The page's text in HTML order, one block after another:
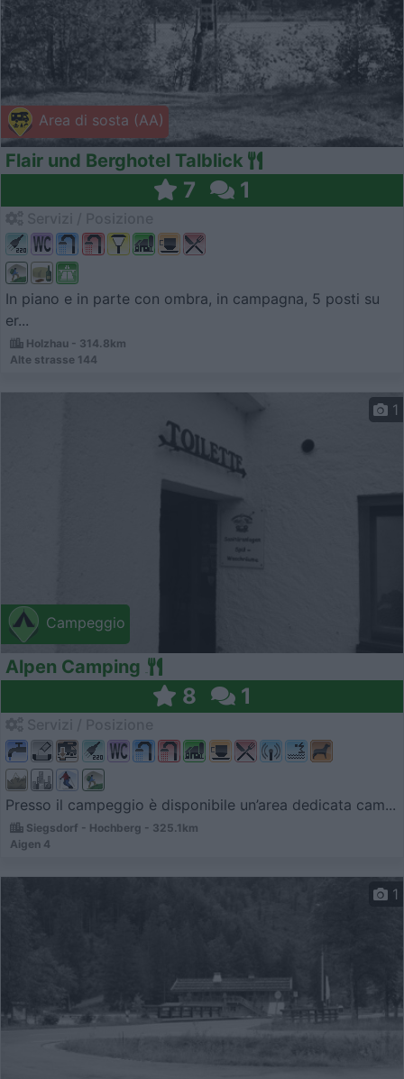
Area di sosta (AA)
Flair und Berghotel Talblick
7 1
In piano e in parte con ombra, in campagna, 5 posti su
er...
Holzhau - 314.8km
Alte strasse 144
Campeggio
1
Alpen Camping
8 1
Presso il campeggio è disponibile un’area dedicata cam...
Siegsdorf - Hochberg - 325.1km
Aigen 4
1